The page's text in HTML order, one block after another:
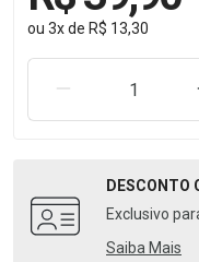
ou 3xde R$ 13,30
REMOVER UMA
DESCONTO
Exclusivo
Saiba Mais